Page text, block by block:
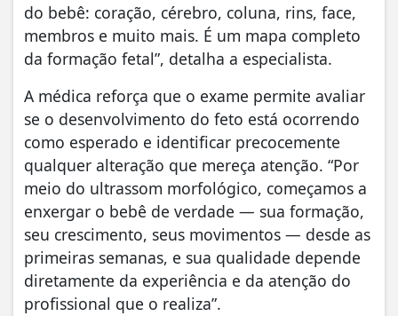
do bebê: coração, cérebro, coluna, rins, face,
membros e muito mais. É um mapa completo
da formação fetal”, detalha a especialista.
A médica reforça que o exame permite avaliar
se o desenvolvimento do feto está ocorrendo
como esperado e identificar precocemente
qualquer alteração que mereça atenção. “Por
meio do ultrassom morfológico, começamos a
enxergar o bebê de verdade — sua formação,
seu crescimento, seus movimentos — desde as
primeiras semanas, e sua qualidade depende
diretamente da experiência e da atenção do
profissional que o realiza”.